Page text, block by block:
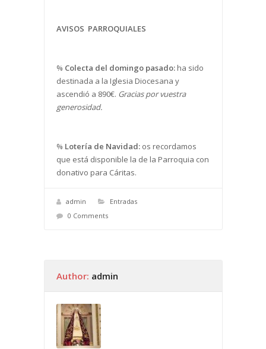
AVISOS PARROQUIALES
% Colecta del domingo pasado: ha sido
destinada a la Iglesia Diocesana y
ascendió a 890€. Gracias por vuestra
generosidad.
% Lotería de Navidad:os recordamos
que está disponible la de la Parroquia con
donativo para Cáritas.
admin
Entradas
0 Comments
Author: admin